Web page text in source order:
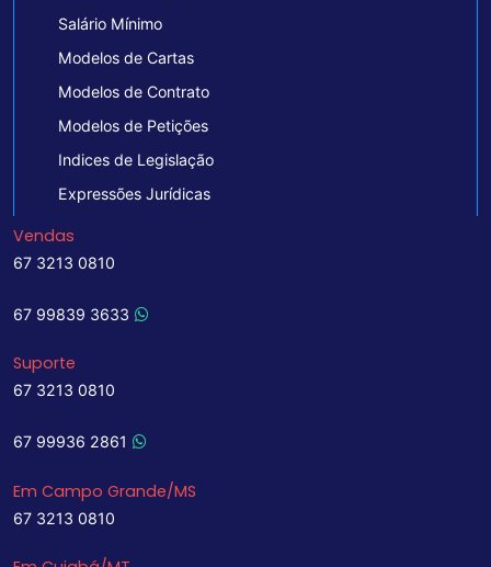
Salário Mínimo
Modelos de Cartas
Modelos de Contrato
Modelos de Petições
Indices de Legislação
Expressões Jurídicas
Vendas
67 3213 0810
67 99839 3633
Suporte
67 3213 0810
67 99936 2861
Em Campo Grande/MS
67 3213 0810